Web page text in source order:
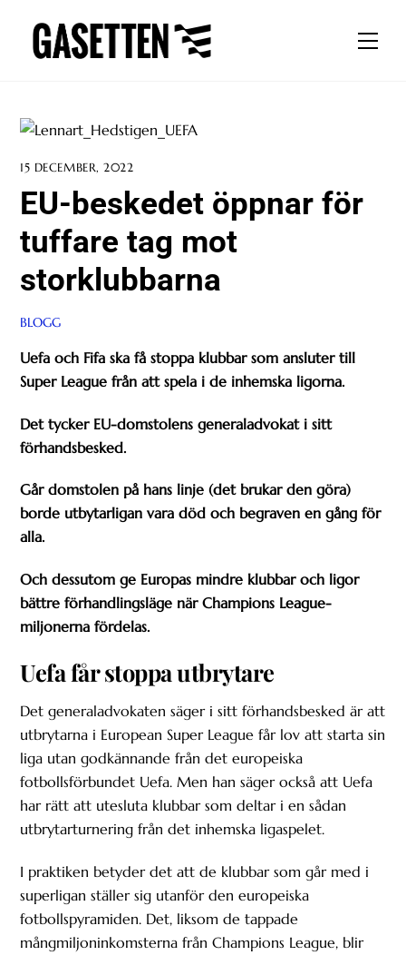
content
15 DECEMBER, 2022
EU-beskedet öppnar för
tuffare tag mot
storklubbarna
BLOGG
Uefa och Fifa ska få stoppa klubbar som ansluter till
Super League från att spela i de inhemska ligorna.
Det tycker EU-domstolens generaladvokat i sitt
förhandsbesked.
Går domstolen på hans linje (det brukar den göra)
borde utbytarligan vara död och begraven en gång för
alla.
Och dessutom ge Europas mindre klubbar och ligor
bättre förhandlingsläge när Champions League-
miljonerna fördelas.
Uefa får stoppa utbrytare
Det generaladvokaten säger i sitt förhandsbesked är att
utbrytarna i European Super League får lov att starta sin
liga utan godkännande från det europeiska
fotbollsförbundet Uefa. Men han säger också att Uefa
har rätt att utesluta klubbar som deltar i en sådan
utbrytarturnering från det inhemska ligaspelet.
I praktiken betyder det att de klubbar som går med i
superligan ställer sig utanför den europeiska
fotbollspyramiden. Det, liksom de tappade
mångmiljoninkomsterna från Champions League, blir